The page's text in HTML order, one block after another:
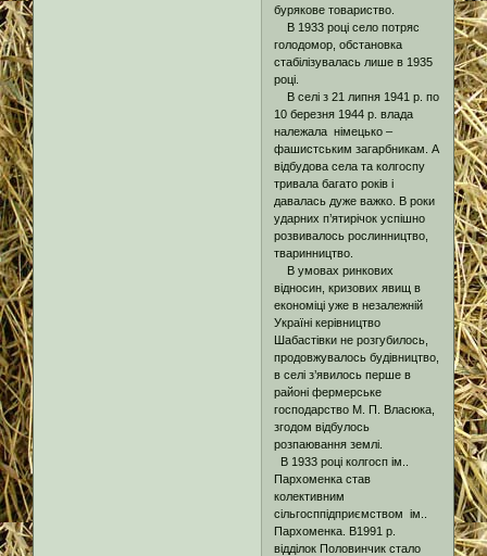
бурякове товариство.
В 1933 році село потряс
голодомор, обстановка
стабілізувалась лише в 1935
році.
В селі з 21 липня 1941 р. по
10 березня 1944 р. влада
належала німецько –
фашистським загарбникам. А
відбудова села та колгоспу
тривала багато років і
давалась дуже важко. В роки
ударних п’ятирічок успішно
розвивалось рослинництво,
тваринництво.
В умовах ринкових
відносин, кризових явищ в
економіці уже в незалежній
Україні керівництво
Шабастівки не розгубилось,
продовжувалось будівництво,
в селі з’явилось перше в
районі фермерське
господарство М. П. Власюка,
згодом відбулось
розпаювання землі.
В 1933 році колгосп ім..
Пархоменка став
колективним
сільгосппідприємством ім..
Пархоменка. В1991 р.
відділок Половинчик стало